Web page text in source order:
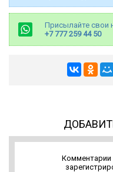
Присылайте свои
+7 777 259 44 50
Комментарии